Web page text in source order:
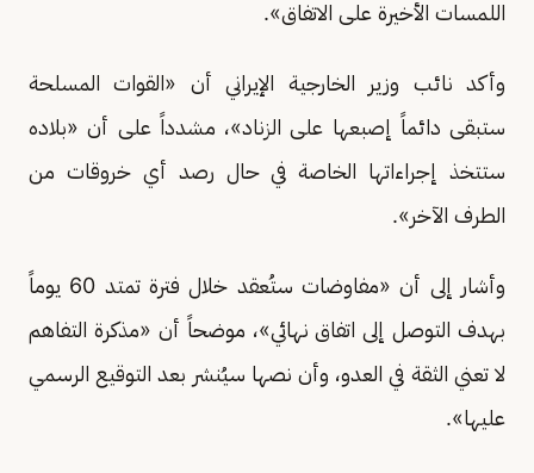
اللمسات الأخيرة على الاتفاق».
وأكد نائب وزير الخارجية الإيراني أن «القوات المسلحة
ستبقى دائماً إصبعها على الزناد»، مشدداً على أن «بلاده
ستتخذ إجراءاتها الخاصة في حال رصد أي خروقات من
الطرف الآخر».
وأشار إلى أن «مفاوضات ستُعقد خلال فترة تمتد 60 يوماً
بهدف التوصل إلى اتفاق نهائي»، موضحاً أن «مذكرة التفاهم
لا تعني الثقة في العدو، وأن نصها سيُنشر بعد التوقيع الرسمي
عليها».